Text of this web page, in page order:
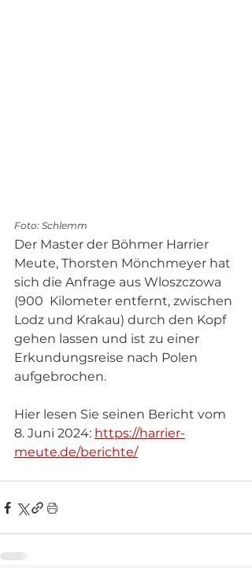
Foto: Schlemm
Der Master der Böhmer Harrier
Meute, Thorsten Mönchmeyer hat
sich die Anfrage aus Wloszczowa
(900  Kilometer entfernt, zwischen
Lodz und Krakau) durch den Kopf
gehen lassen und ist zu einer
Erkundungsreise nach Polen
aufgebrochen.
Hier lesen Sie seinen Bericht vom
8. Juni 2024: https://harrier-
meute.de/berichte/